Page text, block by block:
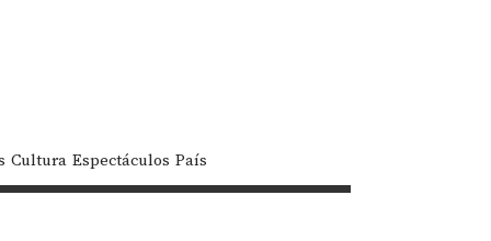
Cultura Espectáculos País